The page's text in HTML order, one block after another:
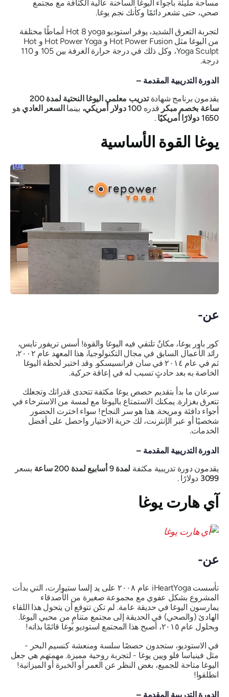
مساحة مليئة بأجواء اليوغا الساخنة عالية الكثافة مع مجتمع
صحي، حتى تشعر دائمًا وكأنك نجم يوغا.
لتجربة التعرق الشديد، يوفر استوديو Hot 8 yoga أنماطًا مختلفة
من اليوغا مثل Hot Power Fusion و Hot Power Yoga و Hot
Yoga Sculpt، وكل ذلك في درجة حرارة الغرفة بين 105 و 110
درجة.
الدورة التدريبية المقدمة –
يقدمون برنامج شهادة
تدريب معلمي اليوغا النحتية لمدة 200
ساعةبخصم مبكرقدره100 دولار أمريكي، بينماالسعر العاديهو
1650 دولارًا أمريكيًا
.
يوغا القوة الأساسية
عن-
كور باور يوغا، مكانٌ تلتقي فيه اليوغا والقوة! أسس تريفور تايس،
رائد الأعمال السابق في مجال التكنولوجيا، هذا المعهد عام ٢٠٠٢،
ثم في عام ٢٠١٤ في سان فرانسيسكو. وقد اختبر لحظة اليوغا
الخاصة به بعد حادثٍ تسبب له في إعاقة حركية.
سرعان ما بدأ بتقديم حصص يوغا مكثفة تتحدى قدراتك وتجعلك
تتعرق بغزارة. يمكنك الاستمتاع باليوغا مع لمسة من الاسترخاء في
أجواء دافئة ومريحة. هذا هو سر النجاح! سواء اخترت الحضور
شخصيًا أو عبر الإنترنت، لك حرية الاختيار واحصل على أفضل
الخدمات.
الدورة التدريبية المقدمة –
يقدمون دورة تدريبية مكثفةلمدة 9 أسابيع لمدة 200ساعةبسعر
3099دولارًا .
آي هارت يوغا
عن-
تأسست iHeartYoga عام ٢٠٠٨ على يد إلسا ستيوارت، التي بدأت
المشروع بشكل عفوي مع مجموعة صغيرة من الأصدقاء
يمارسون اليوغا في حديقة عامة. لم تكن تتوقع أن يتحول هذا اللقاء
الهادئ (والصحي) في الحديقة إلى مجتمع متنامٍ من محبي اليوغا.
وبحلول عام ٢٠١٥، أصبح هذا المجتمع استوديو يوغا قائمًا بذاته!
في الاستوديو، ستجدون حصصًا سلسة ومنعشة كنسيم البحر -
مثل فينياسا فلو ويين يوغا - لتجربة روحية مميزة. مهمتهم هي جعل
اليوغامتاحةللجميع، بغض النظر عن العمر أو الخبرة أو الميزانية!
انطلقوا!
الدورة التدريبية المقدمة –